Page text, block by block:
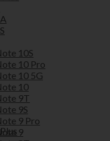
10S
10 Pro
10 5G
10
9T
9S
9 Pro
9